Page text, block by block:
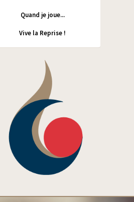
Quand je joue...
Vive la Reprise !